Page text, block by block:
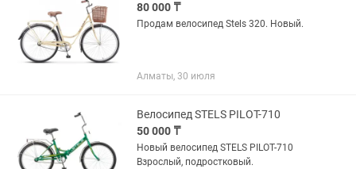
80 000 ₸
Продам велосипед Stels 320. Новый.
Алматы, 30 июля
Велосипед STELS PILOT-710
50 000 ₸
Новый велосипед STELS PILOT-710
Взрослый, подростковый.